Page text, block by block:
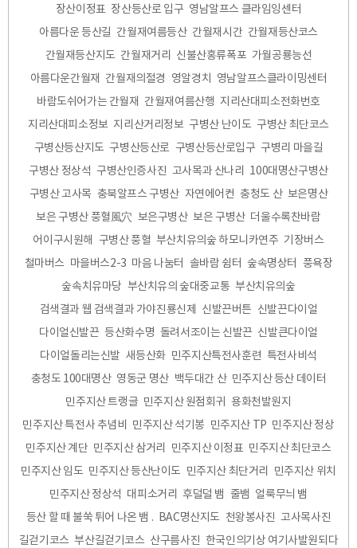
장산이정표 장산등산로 입구 영남알프스 클라임잉센터
아름다운 등산길 간월재여름등산 간월재시간 간월재등산코스
간월재등산지도 간월재거리 신불산홍류폭포 가월공룡능선
아름다운간월재
간월재의절경 영알경치
영남알프스클라이밍센터
바람도쉬어가는 간월재
간월재여름산행 지리산대피소전화번호
지리산대피소정보 지리산거리정보 구병산 난이도 구병산 최단코스
구병산등산지도 구병산등산로 구병산등산로입구 구병리 마을길
구병산 정상석 구병산인증사진 고사목과 산나리
100대명산구병산
구병산 고사목 충북알프스 구병산 자연에어컨 충청도 산 보은명산
보은 구병산 풍혈風穴 보은구병산 보은 구병산 더울수록찬바람
어이구시원해
구병산 풍혈 부산치유의숲 하모니카연주 기장버스
철마버스 마을버스2-3 마음 나눔터 솔바람 쉼터 숲속명상터
풍욕장
숲속치유마당 부산치유의 숲대중교통 부산치유의숲
검색결과 웹 검색결과 가야진룡신제
신발끈버튼 신발끈다이얼
다이얼신발끈 등산화수명 돌려서조이는 신발끈 신발큰다이얼
다이얼돌리는신발 새등산화 민주지산특전사훈련 특전사비석
충청도 100대명산 영동군 명산 백두대간 산 민주지산 등산 데이터
민주지산 트랭글 민주지산 원점회귀
용화천발원지
민주지산 특전사 추념비
민주지산 석기봉 민주지산 TP 민주지산 정상
민주지산 계단 민주지산 삼거리 민주지산 이정표 민주지산 최단코스
민주지산 임도 민주지산 등산난이도 민주지산 최단거리
민주지산 위치
민주지산 정상석 대피소거리 후덜덜 뱀 줄뱀 얼룩무늬 뱀
등산 할 때 불쑥 튀어 나온 뱀 .
BAC명산지도 천왕봉사진 고사목사진
길걷기코스 부산길걷기코스 산구름사진 한국인의기상 여기사발원되다